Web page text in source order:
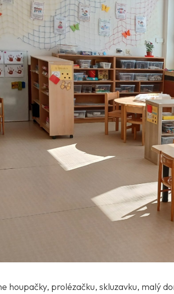
houpačky, prolézačku, skluzavku, malý